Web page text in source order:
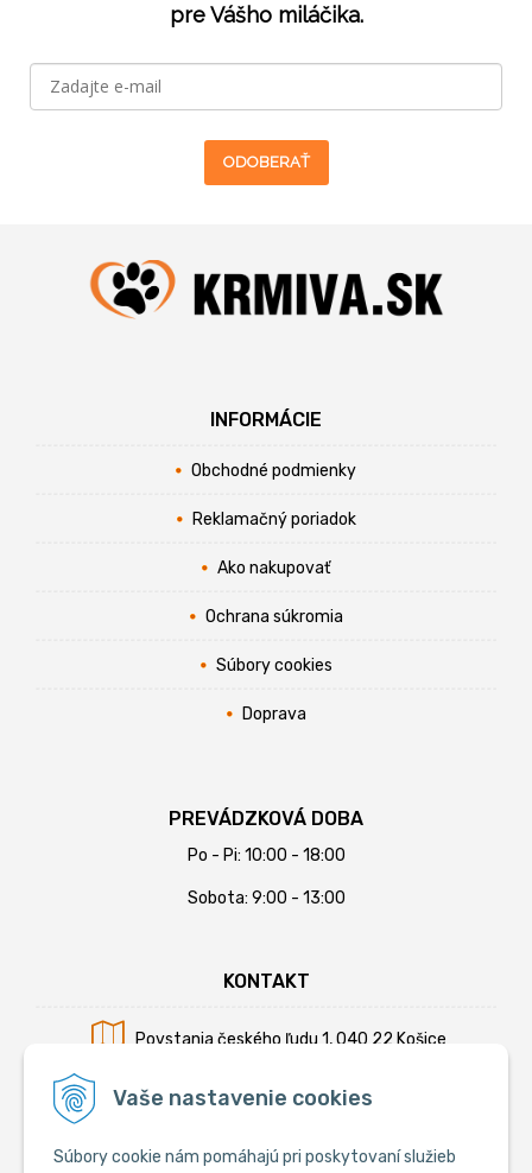
Vaše nastavenie cookies
Súbory cookie nám pomáhajú pri poskytovaní služieb
pre Vášho miláčika.
ODOBERAŤ
INFORMÁCIE
Obchodné podmienky
Reklamačný poriadok
Ako nakupovať
Ochrana súkromia
Súbory cookies
Doprava
PREVÁDZKOVÁ DOBA
Po - Pi: 10:00 - 18:00
Sobota: 9:00 - 13:00
KONTAKT
Povstania českého ľudu 1, 040 22 Košice
Mobil:+421 902 794 355
E-mail:info@krmiva.sk